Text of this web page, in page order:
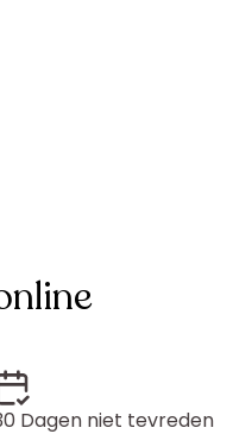
Dagen niet tevreden